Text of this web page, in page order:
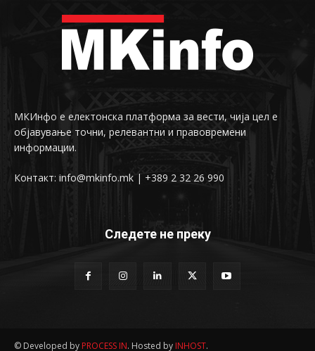
МКИнфо е електонска платформа за вести, чија цел е
објавување точни, релевантни и правовремени
информации.
Контакт: info@mkinfo.mk | +389 2 32 26 990
Следете не преку
© Developed by PROCESS IN. Hosted by INHOST.